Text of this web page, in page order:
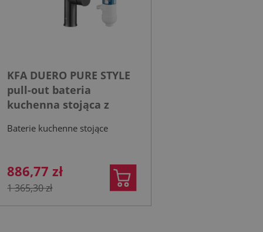
KFA DUERO PURE STYLE
pull-out bateria
kuchenna stojąca z
metal grey
Baterie kuchenne stojące
886,77 zł
1 365,30 zł